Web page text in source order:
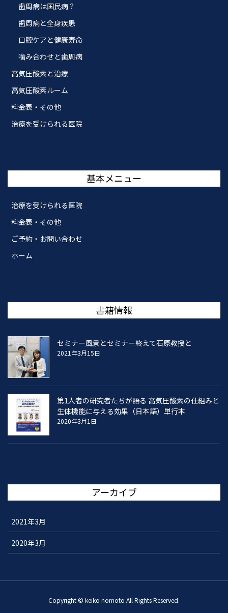
歯周病は国民病？
歯周病と全身疾患
口腔ケアと健康寿命
噛み合わせと歯周病
高気圧酸素と治療
高気圧酸素ルーム
料金表・その他
治療を受けられる医院
基本メニュー
治療を受けられる医院
料金表・その他
ご予約・お問い合わせ
ホーム
書籍情報
セミナー風景とセミナー終えて石原教授と
2021年3月15日
第1人者の研究者たちが語る 高気圧酸素の仕組みと
生体機能に与える効果（日本語）単行本
2020年3月1日
アーカイブ
2021年3月
2020年3月
Copyright © keiko nomoto All Rights Reserved.